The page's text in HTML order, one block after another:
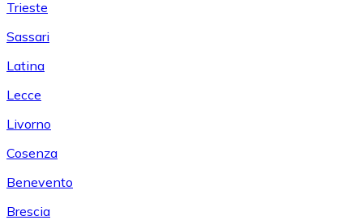
Trieste
Sassari
Latina
Lecce
Livorno
Cosenza
Benevento
Brescia